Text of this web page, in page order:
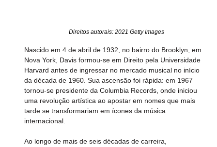
Direitos autorais: 2021 Getty Images
Nascido em 4 de abril de 1932, no bairro do Brooklyn, em
Nova York, Davis formou-se em Direito pela Universidade
Harvard antes de ingressar no mercado musical no início
da década de 1960. Sua ascensão foi rápida: em 1967
tornou-se presidente da Columbia Records, onde iniciou
uma revolução artística ao apostar em nomes que mais
tarde se transformariam em ícones da música
internacional.
Ao longo de mais de seis décadas de carreira,